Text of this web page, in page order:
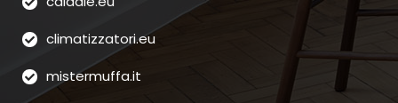
climatizzatori.eu
mistermuffa.it